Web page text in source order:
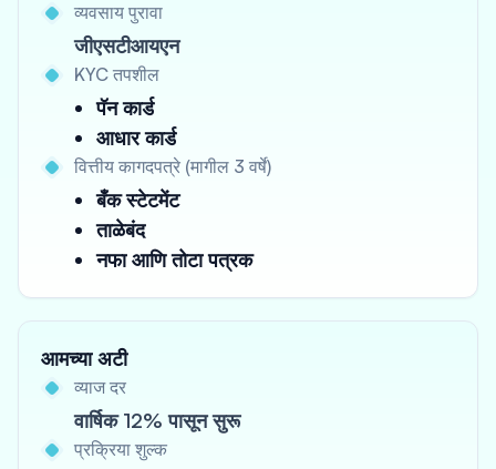
व्यवसाय पुरावा
जीएसटीआयएन
KYC तपशील
पॅन कार्ड
आधार कार्ड
वित्तीय कागदपत्रे (मागील 3 वर्षे)
बँक स्टेटमेंट
ताळेबंद
नफा आणि तोटा पत्रक
आमच्या अटी
व्याज दर
वार्षिक 12% पासून सुरू
प्रक्रिया शुल्क